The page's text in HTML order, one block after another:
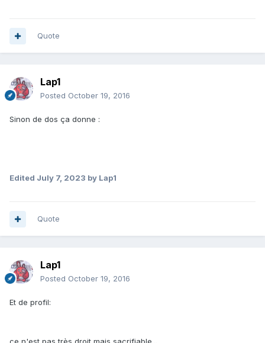
Quote
Lap1
Posted October 19, 2016
Sinon de dos ça donne :
Edited July 7, 2023 by Lap1
Quote
Lap1
Posted October 19, 2016
Et de profil: